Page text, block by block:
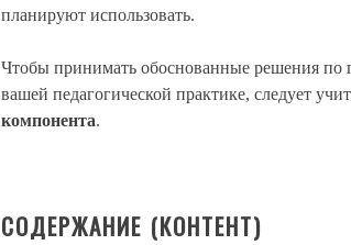
планируют использовать.
Чтобы принимать обоснованные решения
вашей педагогической практике, следует
компонента.
СОДЕРЖАНИЕ (КОНТЕНТ)